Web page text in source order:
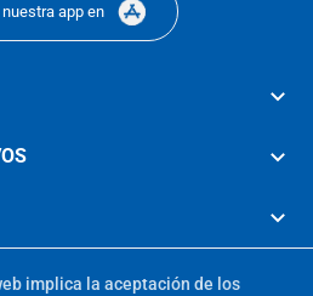
app en
implica la aceptación de los